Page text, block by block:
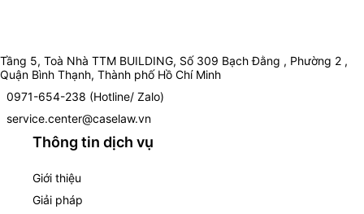
Tầng 5, Toà Nhà TTM BUILDING, Số 309 Bạch Đằng , Phường 2 ,
Quận Bình Thạnh, Thành phố Hồ Chí Minh
0971-654-238 (Hotline/ Zalo)
service.center@caselaw.vn
Thông tin dịch vụ
Giới thiệu
Giải pháp